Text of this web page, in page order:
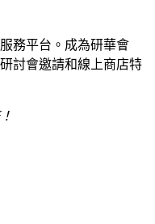
務平台。成為研華會
討會邀請和線上商店特